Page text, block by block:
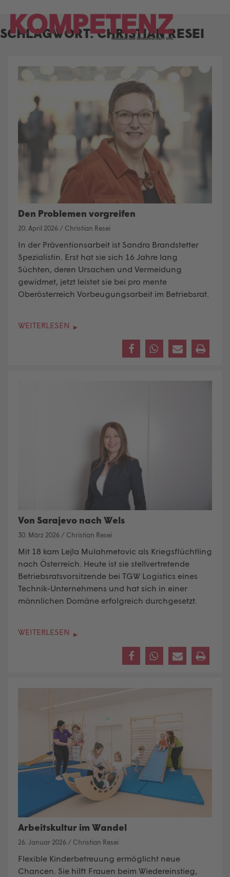
content
SCHLAGWORT:CHRISTIAN RESEI
Den Problemen vorgreifen
20. April 2026 / Christian Resei
In der Präventionsarbeit ist Sandra Brandstetter
Spezialistin. Erst hat sie sich 16 Jahre lang
Süchten, deren Ursachen und Vermeidung
gewidmet, jetzt leistet sie bei pro mente
Oberösterreich Vorbeugungsarbeit im Betriebsrat.
WEITERLESEN
Von Sarajevo nach Wels
30. März 2026 / Christian Resei
Mit 18 kam Lejla Mulahmetovic als Kriegsflüchtling
nach Österreich. Heute ist sie stellvertretende
Betriebsratsvorsitzende bei TGW Logistics eines
Technik-Unternehmens und hat sich in einer
männlichen Domäne erfolgreich durchgesetzt.
WEITERLESEN
Arbeitskultur im Wandel
26. Januar 2026 / Christian Resei
Flexible Kinderbetreuung ermöglicht neue
Chancen. Sie hilft Frauen beim Wiedereinstieg,